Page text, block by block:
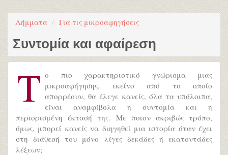
Λήμματα Για τις μικροαφηγήσεις
Συντομία και αφαίρεση
Τ ο πιο χαρακτηριστικό γνώρισμα μιας
μικροαφήγησης, εκείνο από το οποίο
απορρέουν, θα έλεγε κανείς, όλα τα υπόλοιπα,
είναι αναμφίβολα η συντομία και η
περιορισμένη έκτασή της. Με ποιον ακριβώς τρόπο,
όμως, μπορεί κανείς να διηγηθεί μια ιστορία όταν έχει
στη διάθεσή του μόνο λίγες δεκάδες ή εκατοντάδες
λέξεων;